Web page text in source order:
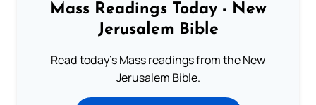
Mass Readings Today - New
Jerusalem Bible
Read today's Mass readings from the New
Jerusalem Bible.